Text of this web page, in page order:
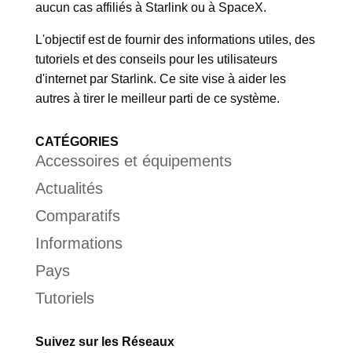
aucun cas affiliés à Starlink ou à SpaceX.
L'objectif est de fournir des informations utiles, des
tutoriels et des conseils pour les utilisateurs
d'internet par Starlink. Ce site vise à aider les
autres à tirer le meilleur parti de ce système.
CATÉGORIES
Accessoires et équipements
Actualités
Comparatifs
Informations
Pays
Tutoriels
Suivez sur les Réseaux